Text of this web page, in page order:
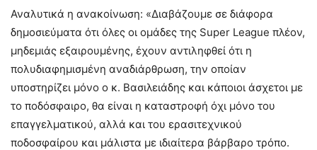
Αναλυτικά η ανακοίνωση: «Διαβάζουμε σε διάφορα
δημοσιεύματα ότι όλες οι ομάδες της Super League πλέον,
μηδεμιάς εξαιρουμένης, έχουν αντιληφθεί ότι η
πολυδιαφημισμένη αναδιάρθρωση, την οποίαν
υποστηρίζει μόνο ο κ. Βασιλειάδης και κάποιοι άσχετοι με
το ποδόσφαιρο, θα είναι η καταστροφή όχι μόνο του
επαγγελματικού, αλλά και του ερασιτεχνικού
ποδοσφαίρου και μάλιστα με ιδιαίτερα βάρβαρο τρόπο.